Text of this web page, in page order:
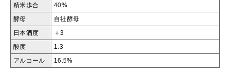
精米歩合 40%
酵母 自社酵母
日本酒度 ＋3
酸度 1.3
アルコール 16.5%